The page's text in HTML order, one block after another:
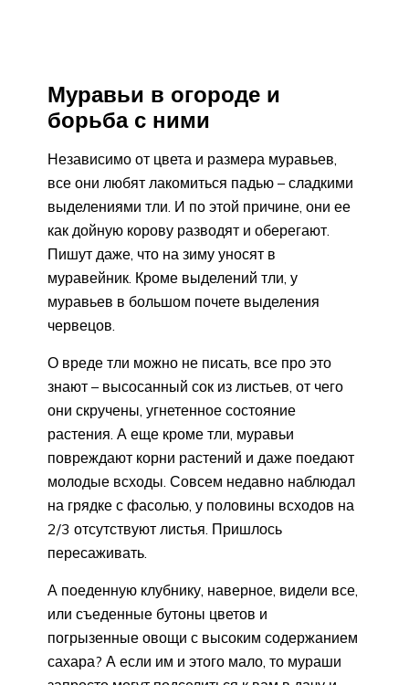
Муравьи в огороде и
борьба с ними
Независимо от цвета и размера муравьев,
все они любят лакомиться падью – сладкими
выделениями тли. И по этой причине, они ее
как дойную корову разводят и оберегают.
Пишут даже, что на зиму уносят в
муравейник. Кроме выделений тли, у
муравьев в большом почете выделения
червецов.
О вреде тли можно не писать, все про это
знают – высосанный сок из листьев, от чего
они скручены, угнетенное состояние
растения. А еще кроме тли, муравьи
повреждают корни растений и даже поедают
молодые всходы. Совсем недавно наблюдал
на грядке с фасолью, у половины всходов на
2/3 отсутствуют листья. Пришлось
пересаживать.
А поеденную клубнику, наверное, видели все,
или съеденные бутоны цветов и
погрызенные овощи с высоким содержанием
сахара? А если им и этого мало, то мураши